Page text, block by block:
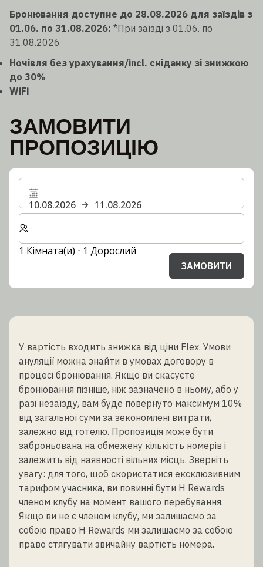
Бронювання доступне до 28.08.2026 для заїздів з
01.06. по 31.08.2026: *При заїзді з 01.06. по
31.08.2026
Ночівля без урахування/incl. сніданку зі знижкою
до 30%
WiFi
ЗАМОВИТИ
ПРОПОЗИЦІЮ
10.08.2026
11.08.2026
Виберіть кількість кімнат та гостей для вашого
1 Кімната(и) ⋅ 1 Дорослий
ЗАМОВИТИ
У вартість входить знижка від ціни Flex. Умови
ануляції можна знайти в умовах договору в
процесі бронювання. Якщо ви скасуєте
бронювання пізніше, ніж зазначено в ньому, або у
разі незаїзду, вам буде повернуто максимум 10%
від загальної суми за зекономлені витрати,
залежно від готелю. Пропозиція може бути
заброньована на обмежену кількість номерів і
залежить від наявності вільних місць. Зверніть
увагу: для того, щоб скористатися ексклюзивним
тарифом учасника, ви повинні бути H Rewards
членом клубу на момент вашого перебування.
Якщо ви не є членом клубу, ми залишаємо за
собою право H Rewards ми залишаємо за собою
право стягувати звичайну вартість номера.